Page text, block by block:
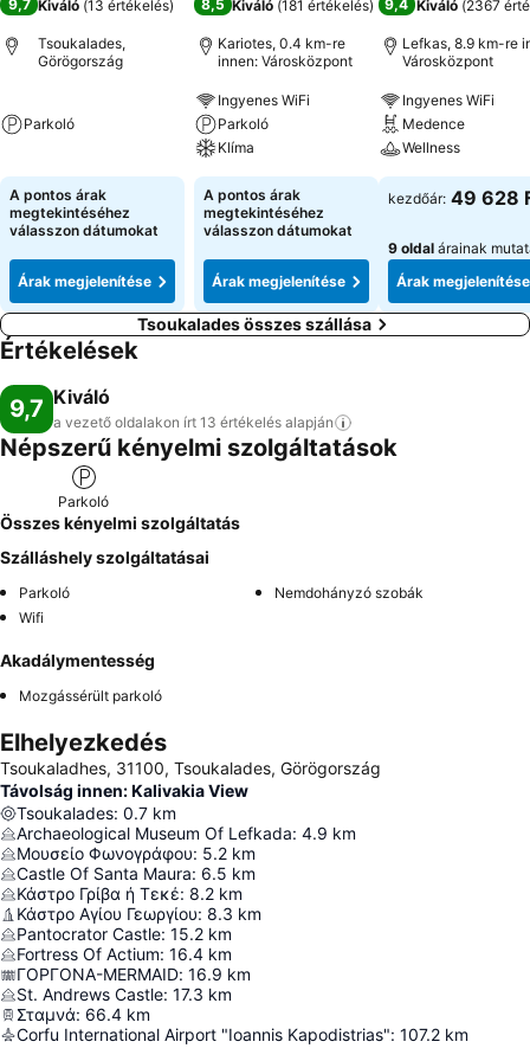
9,7 Kiváló (13 értékelés)
Tsoukalades,
Görögország
Parkoló
A pontos árak
megtekintéséhez
válasszon dátumokat
Árak megjelenítése
8,5 Kiváló (181 értékelés)
Kariotes, 0.4 km-re
innen: Városközpont
Ingyenes WiFi
Parkoló
Klíma
A pontos árak
megtekintéséhez
válasszon dátumokat
Árak megjelenítése
9,4 Kiváló (2367
Lefkas, 8.9 km-re
Városközpont
Ingyenes WiFi
Medence
Wellness
kezdőár: 49 628
9 oldal árainak
Árak megjelenítése
Tsoukalades összes szállása
Értékelések
9,7 Kiváló
a vezető oldalakon írt 13 értékelés alapján
Népszerű kényelmi szolgáltatások
Parkoló
Összes kényelmi szolgáltatás
Szálláshely szolgáltatásai
Parkoló
Nemdohányzó szobák
Wifi
Akadálymentesség
Mozgássérült parkoló
Elhelyezkedés
Tsoukaladhes, 31100, Tsoukalades, Görögország
Távolság innen: Kalivakia View
Tsoukalades: 0.7 km
Archaeological Museum Of Lefkada: 4.9 km
Μουσείο Φωνογράφου: 5.2 km
Castle Of Santa Maura: 6.5 km
Κάστρο Γρίβα ή Τεκέ: 8.2 km
Κάστρο Αγίου Γεωργίου: 8.3 km
Pantocrator Castle: 15.2 km
Fortress Of Actium: 16.4 km
ΓΟΡΓΟΝΑ-MERMAID: 16.9 km
St. Andrews Castle: 17.3 km
Σταμνά: 66.4 km
Corfu International Airport "Ioannis Kapodistrias": 107.2 km